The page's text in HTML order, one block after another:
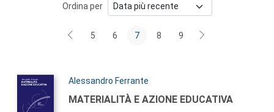
Ordina per
5 6 7 8 9
Autori:
Alessandro Ferrante
Titolo:
MATERIALITÀ E AZIONE EDUCATIVA